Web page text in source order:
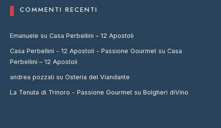
COMMENTI RECENTI
Emanuele su Casa Perbellini – 12 Apostoli
Casa Perbellini - 12 Apostoli - Passione Gourmet su Casa
Perbellini – 12 Apostoli
andrea pozzati su Osteria del Viandante
La Tenuta di Trinoro - Passione Gourmet su Bolgheri diVino